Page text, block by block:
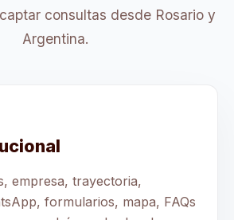
consultas desde Rosario y
Argentina.
empresa, trayectoria,
formularios, mapa, FAQs